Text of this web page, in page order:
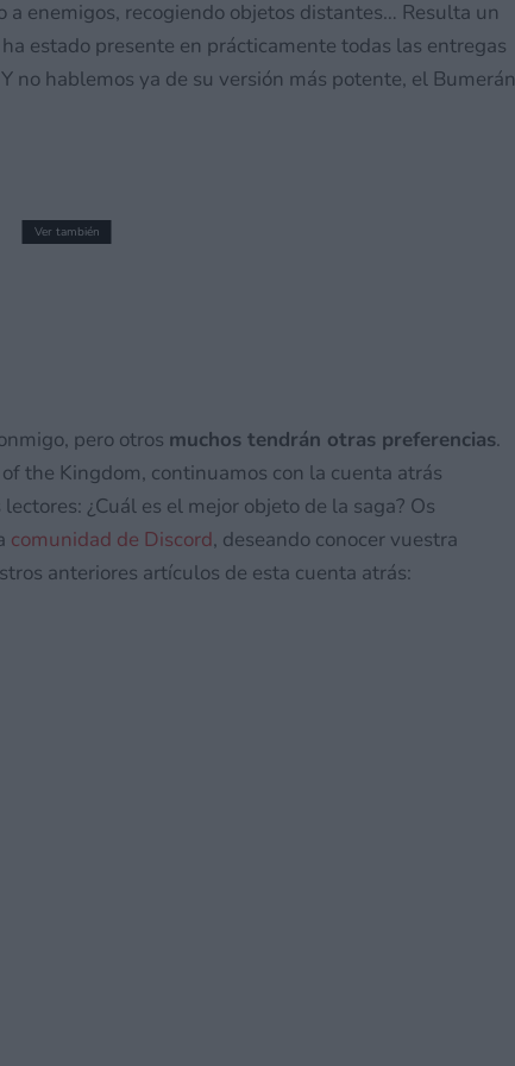
enemigos, recogiendo objetos distantes… Resulta un
estado presente en prácticamente todas las entregas
no hablemos ya de su versión más potente, el Bumerán
Ver también
pero otros muchos tendrán otras preferencias.
the Kingdom, continuamos con la cuenta atrás
¿Cuál es el mejor objeto de la saga? Os
comunidad de Discord, deseando conocer vuestra
anteriores artículos de esta cuenta atrás: